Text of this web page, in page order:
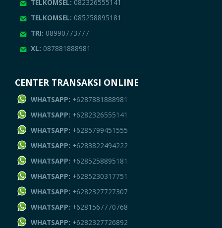
TELKOMSEL: 082326555141
TELKOMSEL: 085258895181
TRI: 08990773777
XL: 087881888981
CENTER TRANSAKSI ONLINE
WHATSAPP: +6287881888981
WHATSAPP: +6282326555141
WHATSAPP: +6285799451555
WHATSAPP: +6283822494222
WHATSAPP: +6285258895181
WHATSAPP: +6285230317751
WHATSAPP: +6282327727307
WHATSAPP: +6281567770768
WHATSAPP: +6282327726892